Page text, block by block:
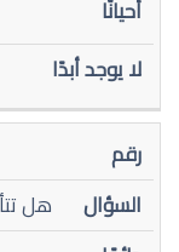
هل